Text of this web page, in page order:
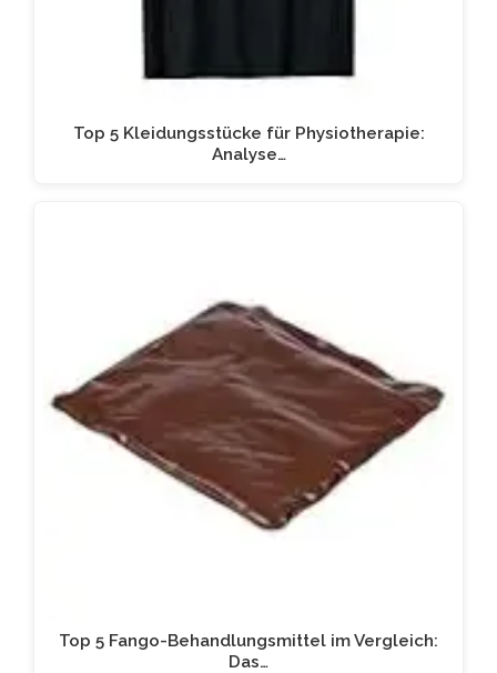
Top 5 Kleidungsstücke für Physiotherapie:
Analyse…
Top 5 Fango-Behandlungsmittel im Vergleich:
Das…